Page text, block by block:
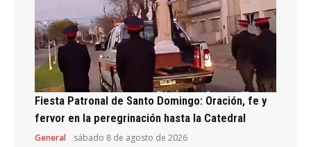
Fiesta Patronal de Santo Domingo: Oración, fe y
fervor en la peregrinación hasta la Catedral
General sábado 8 de agosto de 2026